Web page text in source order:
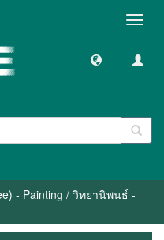
- Painting / วิทยานิพนธ์ -